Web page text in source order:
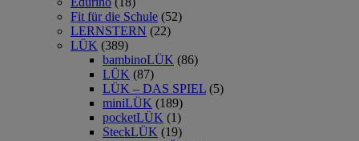
Fit für die Schule (52)
LERNSTERN (22)
LÜK (389)
bambinoLÜK (86)
LÜK (87)
LÜK – DAS SPIEL (5)
miniLÜK (189)
pocketLÜK (1)
SteckLÜK (19)